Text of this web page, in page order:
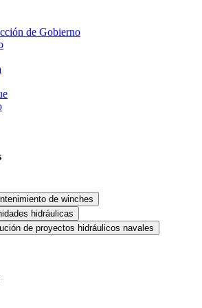
de Gobierno
de winches
hidráulicas
Desarrollo y ejecución de proyectos hidráulicos navales